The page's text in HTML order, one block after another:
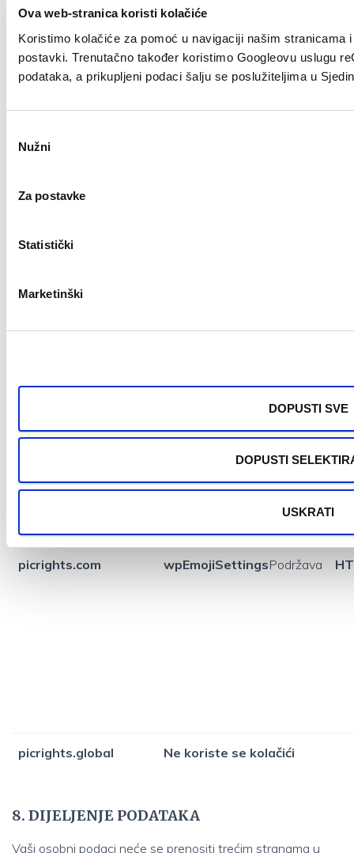
Ova web-stranica koristi kolačiće
Koristimo kolačiće za pomoć u navigaciji našim stranicama
postavki. Trenutačno također koristimo Googleovu uslugu
podataka, a prikupljeni podaci šalju se poslužiteljima u
Nužni
Za postavke
Statistički
Marketinški
DOPUSTI SVE
DOPUSTI
USKRATI
picrights.com
picrights.com wpEmojiSettingsPodržava
picrights.global Ne koriste se kolačići
8. DIJELJENJE PODATAKA
Vaši osobni podaci neće se prenositi trećim stranama u